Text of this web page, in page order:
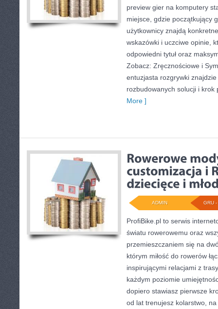
preview gier na komputery
miejsce, gdzie początkujący
użytkownicy znajdą
wskazówki i uczciwe opinie,
odpowiedni tytuł oraz
Zobacz: Zręcznościowe i
entuzjasta rozgrywki
rozbudowanych solucji i krok
More ]
GRU
ADMIN
ProfiBike.pl to serwis
światu rowerowemu oraz
przemieszczaniem się na
którym miłość do rowerów
inspirującymi relacjami z
każdym poziomie
dopiero stawiasz pierwsze
od lat trenujesz kolarstwo,